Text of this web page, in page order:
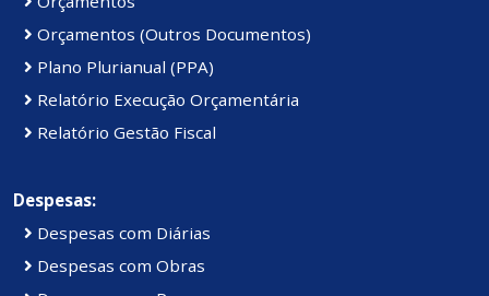
Orçamentos (Outros Documentos)
Plano Plurianual (PPA)
Relatório Execução Orçamentária
Relatório Gestão Fiscal
Despesas:
Despesas com Diárias
Despesas com Obras